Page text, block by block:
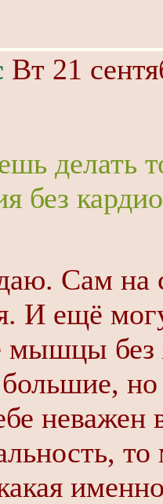
Вт 21
делать
без
Сам на
И ещё
мышцы без
неважен